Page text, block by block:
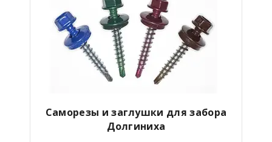
Саморезы и заглушки для забора
Долгиниха